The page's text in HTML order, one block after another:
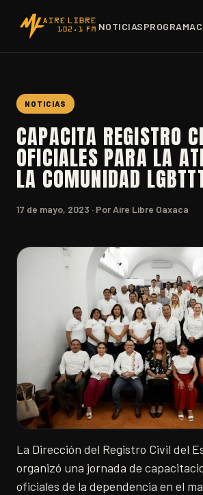
NOTICIAS
NOTICIAS
CAPACITA REGISTRO
OFICIALES PARA LA
LA COMUNIDAD
17 de mayo, 2023 · Por Aire Libre Oaxaca
La Dirección del Registro Civil del
organizó una jornada de
oficiales de la dependencia en el